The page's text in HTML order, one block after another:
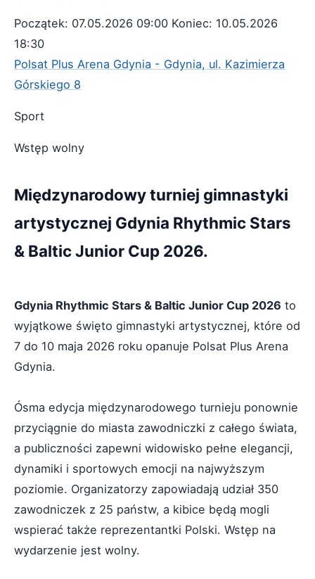
Początek: 07.05.2026 09:00 Koniec: 10.05.2026
18:30
Polsat Plus Arena Gdynia - Gdynia, ul. Kazimierza
Górskiego 8
Sport
Wstęp wolny
Międzynarodowy turniej gimnastyki
artystycznej Gdynia Rhythmic Stars
& Baltic Junior Cup 2026.
Gdynia Rhythmic Stars & Baltic Junior Cup 2026 to
wyjątkowe święto gimnastyki artystycznej, które od
7 do 10 maja 2026 roku opanuje Polsat Plus Arena
Gdynia.
Ósma edycja międzynarodowego turnieju ponownie
przyciągnie do miasta zawodniczki z całego świata,
a publiczności zapewni widowisko pełne elegancji,
dynamiki i sportowych emocji na najwyższym
poziomie. Organizatorzy zapowiadają udział 350
zawodniczek z 25 państw, a kibice będą mogli
wspierać także reprezentantki Polski. Wstęp na
wydarzenie jest wolny.